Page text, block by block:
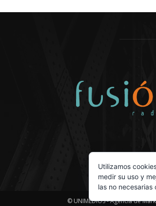
© UNIMEDIOS - Agencia de
Utilizamos
medir su uso y
las no